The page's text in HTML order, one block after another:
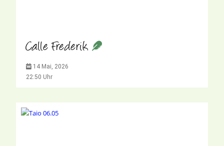
Calle Frederik
14 Mai, 2026
22:50 Uhr